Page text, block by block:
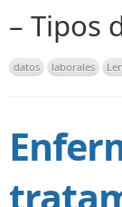
– Tipos
datos laborales